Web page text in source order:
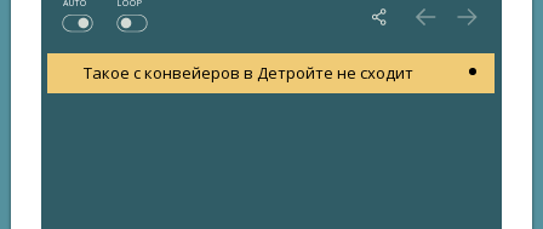
AUTO LOOP
Такое с конвейеров в Детройте не сходит